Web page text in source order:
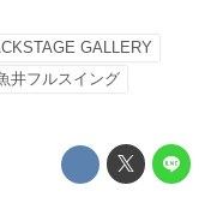
GALLERY
井フルスイング